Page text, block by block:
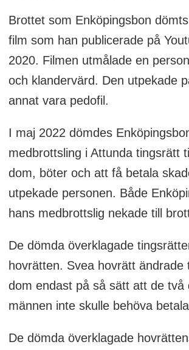
Brottet som Enköpingsbon
film som han publicerade på
2020. Filmen utmålade en
och klandervärd. Den utpekade
annat vara pedofil.
I maj 2022 dömdes
medbrottsling i Attunda tingsrätt
dom, böter och att få betala
utpekade personen. Både
hans medbrottslig nekade till
De dömda överklagade
hovrätten. Svea hovrätt ändrade
dom endast på så sätt att de två
männen inte skulle behöva
De dömda överklagade